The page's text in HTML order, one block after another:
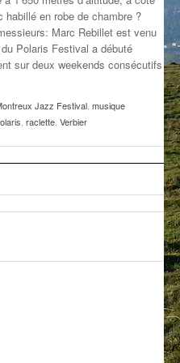
habillé en robe de chambre ?
Marc Rebillet est venu
Polaris Festival a débuté
sur deux weekends consécutifs
Jazz Festival musique
raclette Verbier